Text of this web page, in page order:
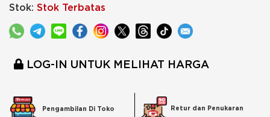
Stok: Stok Terbatas
LOG-IN UNTUK MELIHAT HARGA
Pengambilan Di Toko Retur dan Penukaran